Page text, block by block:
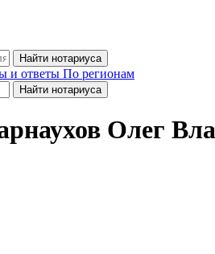
и ответы По регионам
Олег